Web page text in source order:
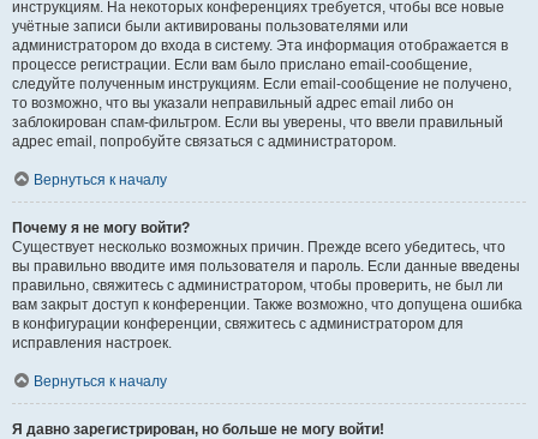
инструкциям. На некоторых конференциях требуется, чтобы все новые
учётные записи были активированы пользователями или
администратором до входа в систему. Эта информация отображается в
процессе регистрации. Если вам было прислано email-сообщение,
следуйте полученным инструкциям. Если email-сообщение не получено,
то возможно, что вы указали неправильный адрес email либо он
заблокирован спам-фильтром. Если вы уверены, что ввели правильный
адрес email, попробуйте связаться с администратором.
Вернуться к началу
Почему я не могу войти?
Существует несколько возможных причин. Прежде всего убедитесь, что
вы правильно вводите имя пользователя и пароль. Если данные введены
правильно, свяжитесь с администратором, чтобы проверить, не был ли
вам закрыт доступ к конференции. Также возможно, что допущена ошибка
в конфигурации конференции, свяжитесь с администратором для
исправления настроек.
Вернуться к началу
Я давно зарегистрирован, но больше не могу войти!